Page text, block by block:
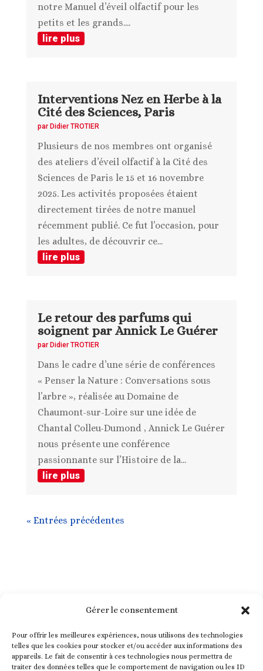
Gérer le consentement
Pour offrir les meilleures expériences, nous utilisons des technologies
telles que les cookies pour stocker et/ou accéder aux informations des
appareils. Le fait de consentir à ces technologies nous permettra de
traiter des données telles que le comportement de navigation ou les ID
notre Manuel d’éveil olfactif pour les
petits et les grands....
lire plus
Interventions Nez en Herbe à la
Cité des Sciences, Paris
par Didier TROTIER
Plusieurs de nos membres ont organisé
des ateliers d’éveil olfactif à la Cité des
Sciences de Paris le 15 et 16 novembre
2025. Les activités proposées étaient
directement tirées de notre manuel
récemment publié. Ce fut l’occasion, pour
les adultes, de découvrir ce...
lire plus
Le retour des parfums qui
soignent par Annick Le Guérer
par Didier TROTIER
Dans le cadre d’une série de conférences
« Penser la Nature : Conversations sous
l’arbre », réalisée au Domaine de
Chaumont-sur-Loire sur une idée de
Chantal Colleu-Dumond , Annick Le Guérer
nous présente une conférence
passionnante sur l’Histoire de la...
lire plus
« Entrées précédentes